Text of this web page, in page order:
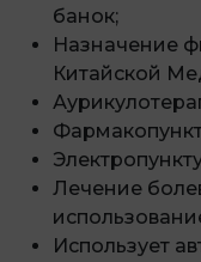
банок;
Назначение
Китайской
Лечение
Использует